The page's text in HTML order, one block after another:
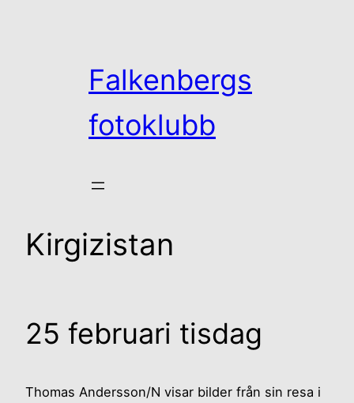
Falkenbergs
fotoklubb
Kirgizistan
25 februari tisdag
Thomas Andersson/N visar bilder från sin resa i